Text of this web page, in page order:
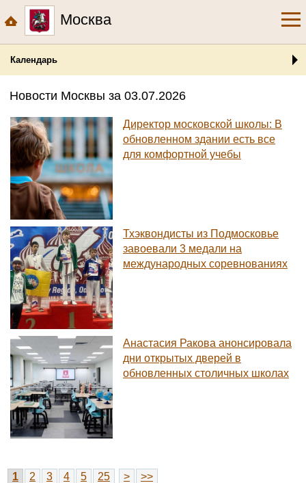
Москва
Календарь
Новости Москвы за 03.07.2026
Директор московской школы: В
обновленном здании есть все
для комфортной учебы
Тхэквондисты из Подмосковье
завоевали 3 медали на
международных соревнованиях
Анастасия Ракова анонсировала
дни открытых дверей в
обновленных столичных школах
1 2 3 4 5 25 > >>